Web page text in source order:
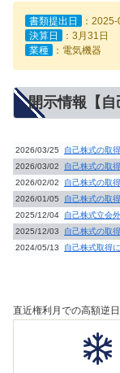
書類提出日
：
決算日
：3月31日
業種
：電気機器
開示情報【自
2026/03/25
自己株式の取
2026/03/02
自己株式の取
2026/02/02
自己株式の取
2026/01/05
自己株式の取
2025/12/04
自己株式立会
2025/12/03
自己株式の取
2024/05/13
自己株式取得
直近権利月での高額逆